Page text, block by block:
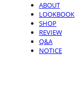
ABOUT
LOOKBOOK
SHOP
REVIEW
Q&A
NOTICE